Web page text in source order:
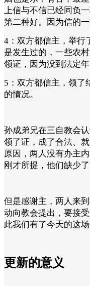
上信与不信已经同负
第二种好。因为信的
4：双方都信主，举行
是发生过的，一些农
领证，因为没到法定年
5：双方都信主，领了
的情况。
孙成弟兄在三自教会
领了证，成了合法、
原因，两人没有办主
刚才所提，他们缺少了
但是感谢主，两人来
动向教会提出，要接
此我们有了今天的这场
更新的意义